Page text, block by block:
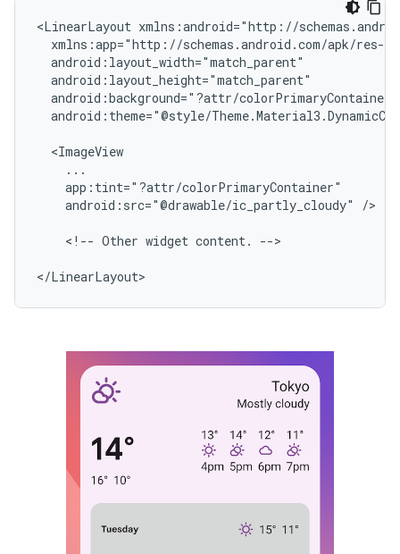
<LinearLayout
android:theme="@style/
android:src="@drawable/ic_partly_cloudy"
/>
<!-- Other widget content. -->